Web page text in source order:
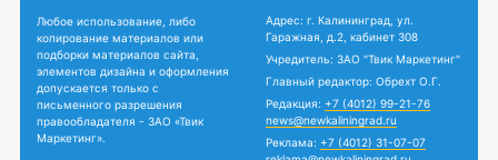
Любое использование, либо
копирование материалов или
подборки материалов сайта,
элементов дизайна и оформления
допускается только с
письменного разрешения
правообладателя - ЗАО «Твик
Маркетинг».
Адрес: г. Калининград, ул.
Гаражная, д.2, кабинет 308
Учредитель: ЗАО "Твик Маркетинг"
Главный редактор: Обрехт О.Г.
Редакция: +7 (4012) 99-21-76
news@newkaliningrad.ru
Реклама: +7 (4012) 31-07-07